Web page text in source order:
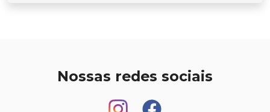
Nossas redes sociais